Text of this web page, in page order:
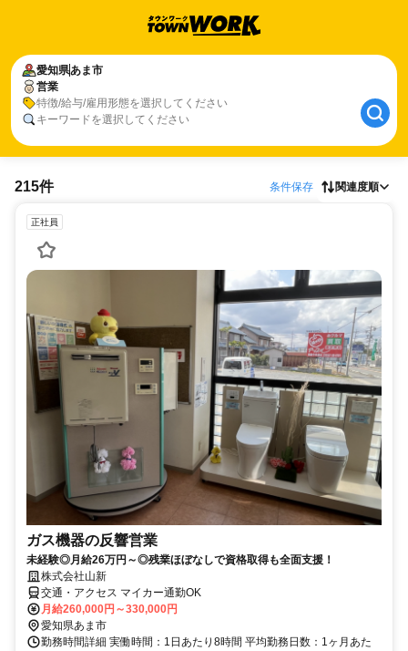
愛知県あま市
営業
特徴/給与/雇用形態を選択してください
キーワードを選択してください
215件 条件保存 関連度順
正社員
ガス機器の反響営業
未経験◎月給26万円～◎残業ほぼなしで資格取得も全面支援！
株式会社山新
交通・アクセス マイカー通勤OK
月給260,000円～330,000円
愛知県あま市
勤務時間詳細 実働時間：1日あたり8時間 平均勤務日数：1ヶ月あた